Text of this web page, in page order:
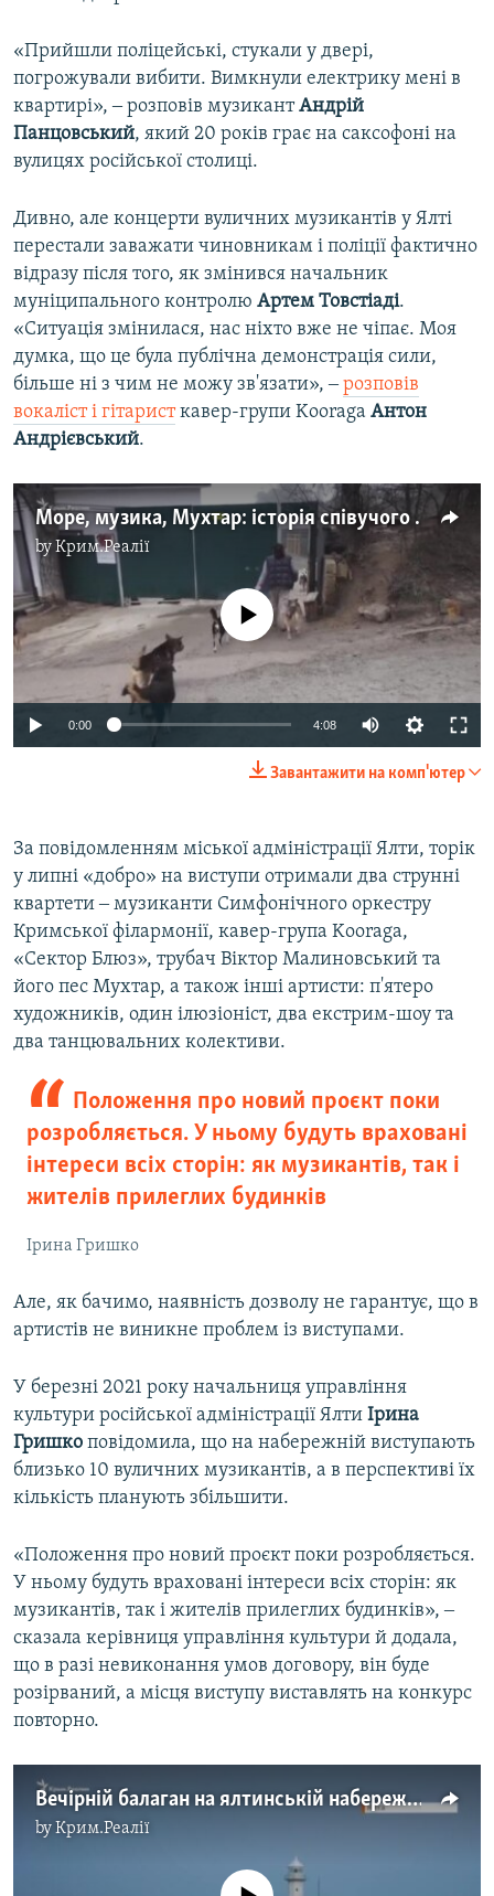
«Прийшли поліцейські, стукали у двері,
погрожували вибити. Вимкнули електрику мені в
квартирі», ‒ розповів музикантАндрій
Панцовський, який 20 років грає на саксофоні на
вулицях російської столиці.
Дивно, але концерти вуличних музикантів у Ялті
перестали заважати чиновникам і поліції фактично
відразу після того, як змінився начальник
муніципального контролю Артем Товстіаді.
«Ситуація змінилася, нас ніхто вже не чіпає. Моя
думка, що це була публічна демонстрація сили,
більше ні з чим не можу зв'язати», ‒розповів
вокаліст і гітаристкавер-групи Kooraga Антон
Андрієвський.
Море, музика, Мухтар: історія співучого пса з Ялти (відео)
byКрим.Реалії
1080p
No media source currently available
0:00 4:08
1080p
Завантажити на комп'ютер
За повідомленням міської адміністрації Ялти, торік
у липні «добро» на виступи отримали два струнні
квартети ‒ музиканти Симфонічного оркестру
Кримської філармонії, кавер-група Kooraga,
«Сектор Блюз», трубач Віктор Малиновський та
його пес Мухтар, а також інші артисти: п'ятеро
художників, один ілюзіоніст, два екстрим-шоу та
два танцювальних колективи.
Положення про новий проєкт поки
розробляється. У ньому будуть враховані
інтереси всіх сторін: як музикантів, так і
жителів прилеглих будинків
Ірина Гришко
Але, як бачимо, наявність дозволу не гарантує, що в
артистів не виникне проблем із виступами.
У березні 2021 року начальниця управління
культури російської адміністрації Ялти Ірина
Гришко повідомила, що на набережній виступають
близько 10 вуличних музикантів, а в перспективі їх
кількість планують збільшити.
«Положення про новий проєкт поки розробляється.
У ньому будуть враховані інтереси всіх сторін: як
музикантів, так і жителів прилеглих будинків», ‒
сказала керівниця управління культури й додала,
що в разі невиконання умов договору, він буде
розірваний, а місця виступу виставлять на конкурс
повторно.
Вечірній балаган на ялтинській набережній (відео)
byКрим.Реалії
No media source currently available